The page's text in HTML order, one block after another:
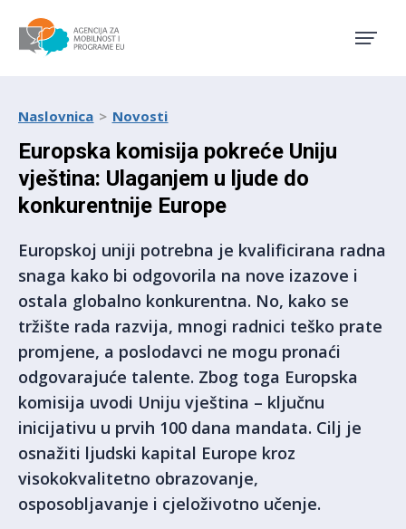
Naslovnica Novosti
Europska komisija pokreće Uniju
vještina: Ulaganjem u ljude do
konkurentnije Europe
Europskoj uniji potrebna je kvalificirana radna
snaga kako bi odgovorila na nove izazove i
ostala globalno konkurentna. No, kako se
tržište rada razvija, mnogi radnici teško prate
promjene, a poslodavci ne mogu pronaći
odgovarajuće talente. Zbog toga Europska
komisija uvodi Uniju vještina – ključnu
inicijativu u prvih 100 dana mandata. Cilj je
osnažiti ljudski kapital Europe kroz
visokokvalitetno obrazovanje,
osposobljavanje i cjeloživotno učenje.